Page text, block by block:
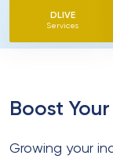
DLIVE
Services
Boost
Growing your